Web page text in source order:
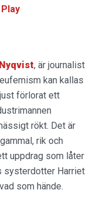
, är journalist
kan kallas
förlorat ett
rökt. Det är
rik och
uppdrag som låter
systerdotter Harriet
som hände.